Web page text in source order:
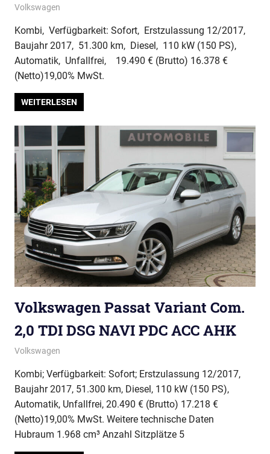
Volkswagen
Kombi, Verfügbarkeit: Sofort, Erstzulassung 12/2017,
Baujahr 2017, 51.300 km, Diesel, 110 kW (150 PS),
Automatik, Unfallfrei, 19.490 € (Brutto) 16.378 €
(Netto)19,00% MwSt.
WEITERLESEN
Volkswagen Passat Variant Com.
2,0 TDI DSG NAVI PDC ACC AHK
Volkswagen
Kombi; Verfügbarkeit: Sofort; Erstzulassung 12/2017,
Baujahr 2017, 51.300 km, Diesel, 110 kW (150 PS),
Automatik, Unfallfrei, 20.490 € (Brutto) 17.218 €
(Netto)19,00% MwSt. Weitere technische Daten
Hubraum 1.968 cm³ Anzahl Sitzplätze 5